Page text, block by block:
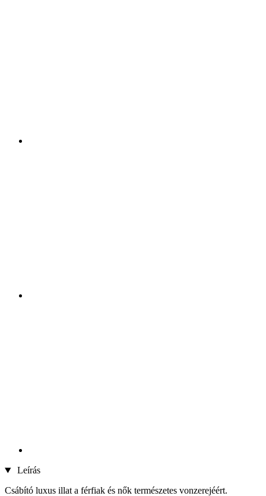
Leírás
Csábító luxus illat a férfiak és nők természetes vonzerejéért.